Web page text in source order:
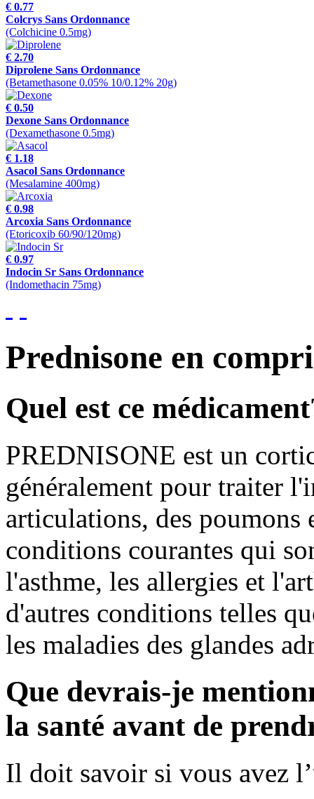
€ 0.77
Colcrys Sans Ordonnance
(Colchicine 0.5mg)
€ 2.70
Diprolene Sans Ordonnance
(Betamethasone 0.05% 10/0.12% 20g)
€ 0.50
Dexone Sans Ordonnance
(Dexamethasone 0.5mg)
€ 1.18
Asacol Sans Ordonnance
(Mesalamine 400mg)
€ 0.98
Arcoxia Sans Ordonnance
(Etoricoxib 60/90/120mg)
€ 0.97
Indocin Sr Sans Ordonnance
(Indomethacin 75mg)
Prednisone en
Quel est ce
PREDNISONE est un
généralement pour traiter
articulations, des poumons
conditions courantes qui
l'asthme, les allergies et
d'autres conditions telles
les maladies des glandes
Que devrais-je
la santé avant de
Il doit savoir si vous avez